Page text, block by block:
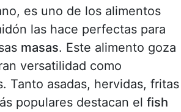
es uno de los alimentos
las hace perfectas para
masas. Este alimento goza
versatilidad como
Tanto asadas, hervidas, fritas
populares destacan el fish